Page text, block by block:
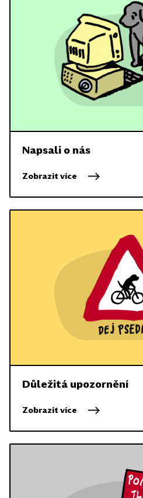
Napsali o nás
Zobrazit více
Důležitá upozornění
Zobrazit více